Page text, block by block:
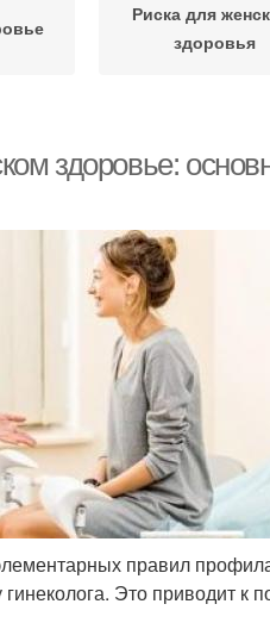
Риска для
здоровья
здоровье:
правил
Это приводит к